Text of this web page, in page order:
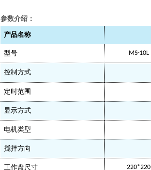
参数介绍：
产品名称
型号 MS-10L
控制方式
定时范围
显示方式
电机类型
搅拌方向
工作盘尺寸 220*220